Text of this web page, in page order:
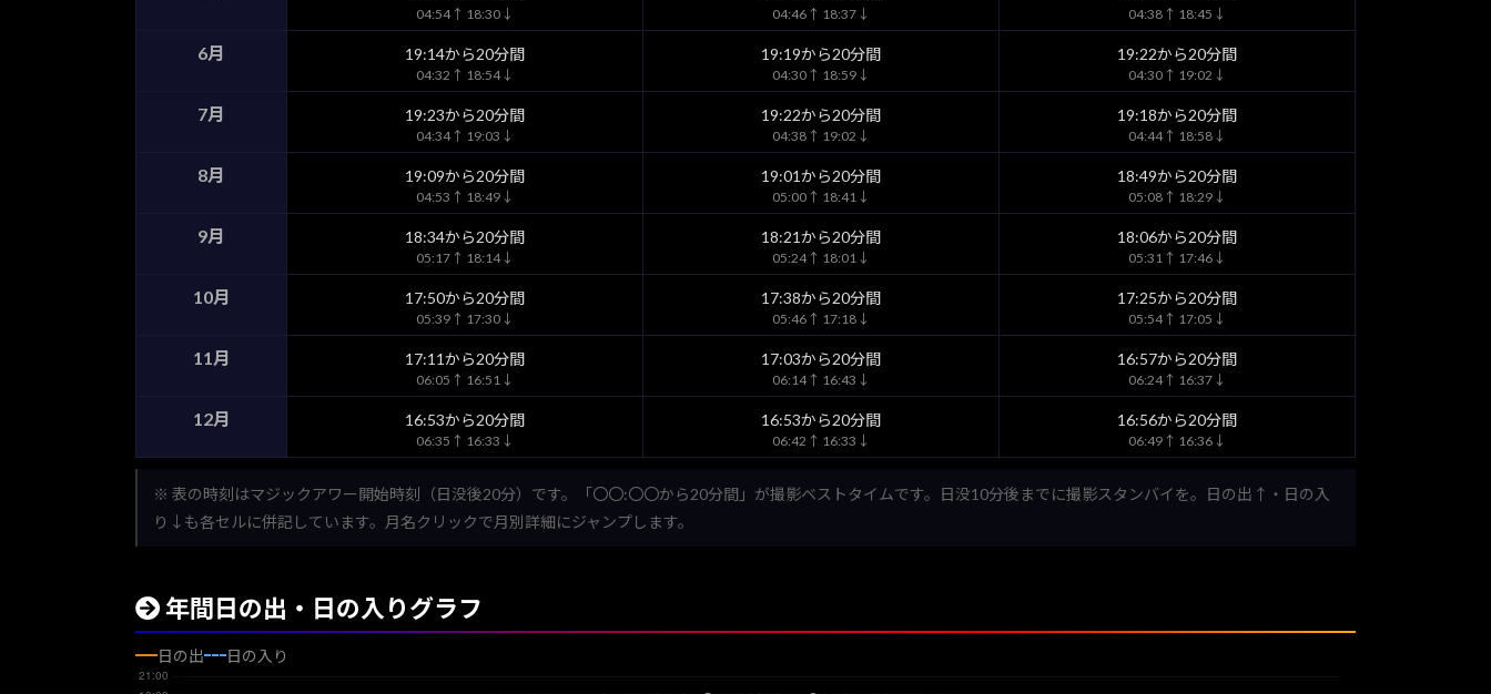
04:54↑ 18:30↓ 04:46↑ 18:37↓ 04:38↑ 18:45↓
6月 19:14から20分間
04:32↑ 18:54↓
19:19から20分間
04:30↑ 18:59↓
19:22から20分間
04:30↑ 19:02↓
7月 19:23から20分間
04:34↑ 19:03↓
19:22から20分間
04:38↑ 19:02↓
19:18から20分間
04:44↑ 18:58↓
8月 19:09から20分間
04:53↑ 18:49↓
19:01から20分間
05:00↑ 18:41↓
18:49から20分間
05:08↑ 18:29↓
9月 18:34から20分間
05:17↑ 18:14↓
18:21から20分間
05:24↑ 18:01↓
18:06から20分間
05:31↑ 17:46↓
10月 17:50から20分間
05:39↑ 17:30↓
17:38から20分間
05:46↑ 17:18↓
17:25から20分間
05:54↑ 17:05↓
11月 17:11から20分間
06:05↑ 16:51↓
17:03から20分間
06:14↑ 16:43↓
16:57から20分間
06:24↑ 16:37↓
12月 16:53から20分間
06:35↑ 16:33↓
16:53から20分間
06:42↑ 16:33↓
16:56から20分間
06:49↑ 16:36↓
※ 表の時刻はマジックアワー開始時刻（日没後20分）です。「〇〇:〇〇から20分間」が撮影ベストタイムです。日没10分後までに撮影スタンバイを。日の出↑・日の入
り↓も各セルに併記しています。月名クリックで月別詳細にジャンプします。
年間日の出・日の入りグラフ
日の出 日の入り